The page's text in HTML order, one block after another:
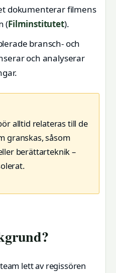
dokumenterar filmens
(Filminstitutet).
bransch- och
och analyserar
alltid relateras till de
granskas, såsom
berättarteknik –
lett av regissören